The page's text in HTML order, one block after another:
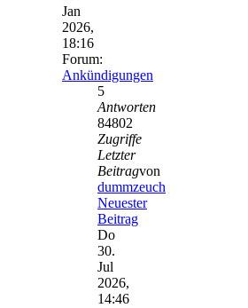
Jan
2026,
18:16
Forum:
Ankündigungen
5
Antworten
84802
Zugriffe
Letzter
Beitragvon
dummzeuch
Neuester
Beitrag
Do
30.
Jul
2026,
14:46